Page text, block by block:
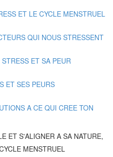
ET LE CYCLE MENSTRUEL
QUI NOUS STRESSENT
ET SA PEUR
ET SES PEURS
A CE QUI CREE TON
ET S'ALIGNER A SA NATURE,
MENSTRUEL